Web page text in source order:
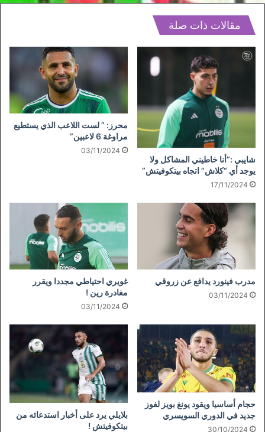
مقالات ذات صلة
شايبي :”أنا خاطيني المشاكل ولا
يوجد أي “كلاش” اتجاه بيتكوفيتش”
17/11/2024
محرز: ” لست اللاعب الذي يستطيع
مراوغة 6 لاعبين”
03/11/2024
مدرب فينورد يدافع عن زروقي
03/11/2024
غويري احتياطي مجددا ويقرر
مغادرة رين !
03/11/2024
حجام أساسيا ويقود يونغ بويز لفوز
جديد في الدوري السويسري
30/10/2024
بلايلي يرد على أخبار استدعائه من
بيتكوفيتش !